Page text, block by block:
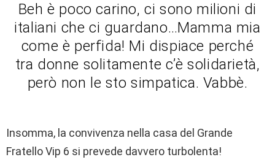
Beh è poco carino, ci sono milioni di
italiani che ci guardano…Mamma mia
come è perfida! Mi dispiace perché
tra donne solitamente c’è solidarietà,
però non le sto simpatica. Vabbè.
Insomma, la convivenza nella casa del Grande
Fratello Vip 6 si prevede davvero turbolenta!